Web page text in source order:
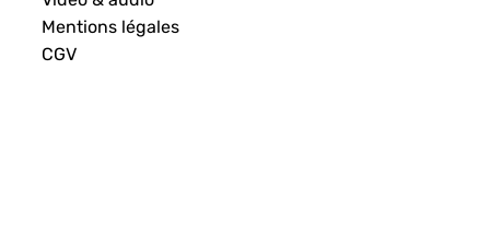
Mentions légales
CGV